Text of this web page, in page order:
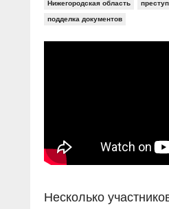
Социальные ролики
Прямой разговор
В знании сила
Газета «Щит и меч»
Журнал «Полиция России»
О ПОРТАЛЕ
Нижегородская область
подделка документов
Несколько